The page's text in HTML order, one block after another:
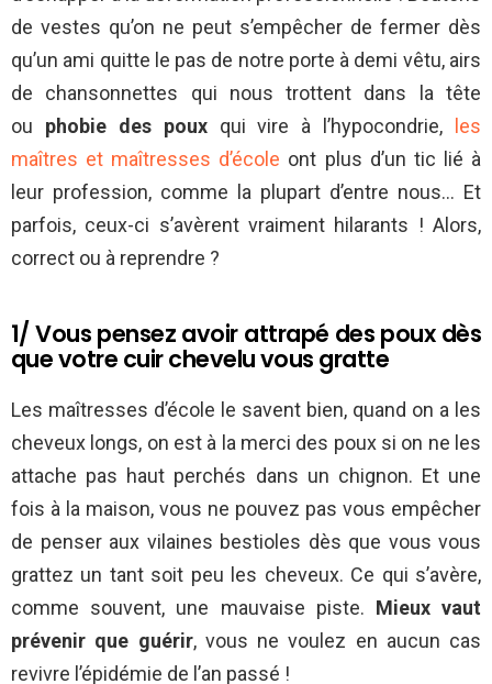
de vestes qu’on ne peut s’empêcher de fermer dès
qu’un ami quitte le pas de notre porte à demi vêtu, airs
de chansonnettes qui nous trottent dans la tête
ou phobie des pouxqui vire à l’hypocondrie, les
maîtres et maîtresses d’école ont plus d’un tic lié à
leur profession, comme la plupart d’entre nous… Et
parfois, ceux-ci s’avèrent vraiment hilarants ! Alors,
correct ou à reprendre ?
1/ Vous pensez avoir attrapé des poux dès
que votre cuir chevelu vous gratte
Les maîtresses d’école le savent bien, quand on a les
cheveux longs, on est à la merci des poux si on ne les
attache pas haut perchés dans un chignon. Et une
fois à la maison, vous ne pouvez pas vous empêcher
de penser aux vilaines bestioles dès que vous vous
grattez un tant soit peu les cheveux. Ce qui s’avère,
comme souvent, une mauvaise piste. Mieux vaut
prévenir que guérir, vous ne voulez en aucun cas
revivre l’épidémie de l’an passé !